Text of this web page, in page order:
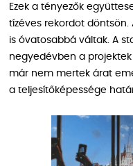
Ezek a tényezők
tízéves rekordot döntsön.
is óvatosabbá váltak. A
negyedévben a
már nem mertek árat
a teljesítőképessége